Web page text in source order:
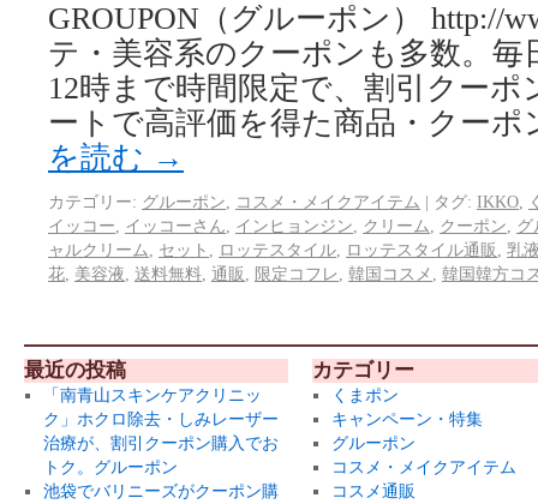
GROUPON（グルーポン） http://
テ・美容系のクーポンも多数。毎
12時まで時間限定で、割引クー
ートで高評価を得た商品・クー
を読む →
カテゴリー: グルーポン コスメ・メイクアイテム | タグ: IKKO
イッコー
イッコーさん インヒョンジン クリーム クーポン
グ
ャルクリーム
セット ロッテスタイル ロッテスタイル通販
乳
花 美容液 送料無料 通販 限定コフレ 韓国コスメ 韓国韓方コ
最近の投稿
「南青山スキンケアクリニッ
ク」ホクロ除去・しみレーザー
治療が、割引クーポン購入でお
トク。グルーポン
池袋でバリニーズがクーポン購
カテゴリー
くまポン
キャンペーン・特集
グルーポン
コスメ・メイクアイテム
コスメ通販